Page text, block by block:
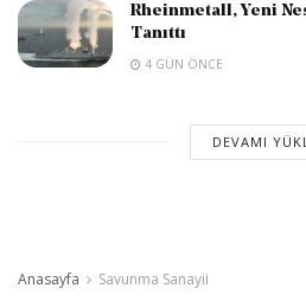
Rheinmetall, Yeni
Tanıttı
4 GÜN ÖNCE
DEVAMI
Anasayfa Savunma Sanayii